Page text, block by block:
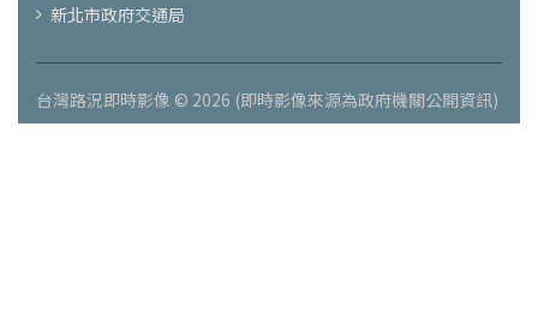
新北市政府交通局
台灣路況即時影像 © 2026 (即時影像來源為政府機關公開資訊)